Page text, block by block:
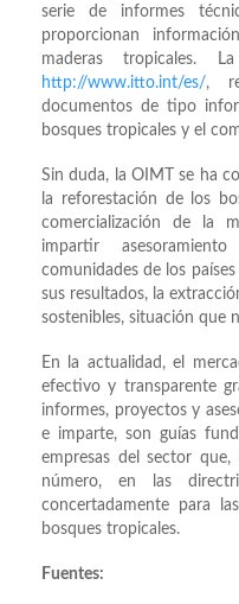
serie de informes
proporcionan
maderas tropicales.
http://www.itto.int/es/,
documentos de tipo
bosques tropicales y el
Sin duda, la OIMT se ha
la reforestación de los
comercialización de la
impartir
comunidades de los
sus resultados, la
sostenibles, situación que
En la actualidad, el
efectivo y transparente
informes, proyectos y
e imparte, son guías
empresas del sector
número, en las
concertadamente para
bosques tropicales.
Fuentes: